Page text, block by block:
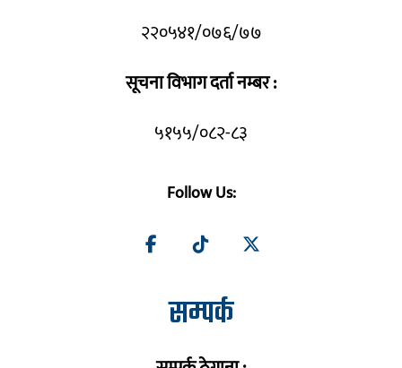
२२०५४१/०७६/७७
सूचना विभाग दर्ता नम्बर :
५१५५/०८२-८३
Follow Us:
सम्पर्क